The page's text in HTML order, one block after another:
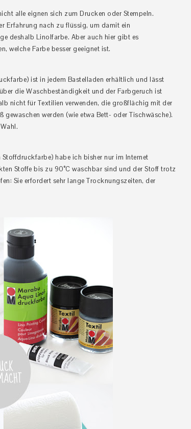
alle eignen sich zum Drucken oder Stempeln.
Erfahrung nach zu flüssig, um damit ein
deshalb Linolfarbe. Aber auch hier gibt es
welche Farbe besser geeignet ist.
ist in jedem Bastelladen erhältlich und lässt
die Waschbeständigkeit und der Farbgeruch ist
nicht für Textilien verwenden, die großflächig mit der
werden (wie etwa Bett- oder Tischwäsche).
habe ich bisher nur im Internet
Stoffe bis zu 90°C waschbar sind und der Stoff trotz
Sie erfordert sehr lange Trocknungszeiten, der